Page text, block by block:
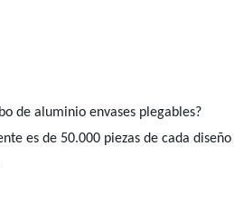
de aluminio envases plegables?
es de 50.000 piezas de cada